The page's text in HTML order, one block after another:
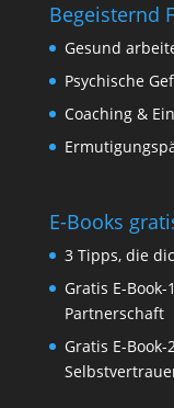
Begeisternd
Gesund
Psychische
Coaching &
E-Books
3 Tipps, die
Gratis E-
Partnerschaft
Gratis E-